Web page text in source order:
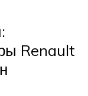
Renault